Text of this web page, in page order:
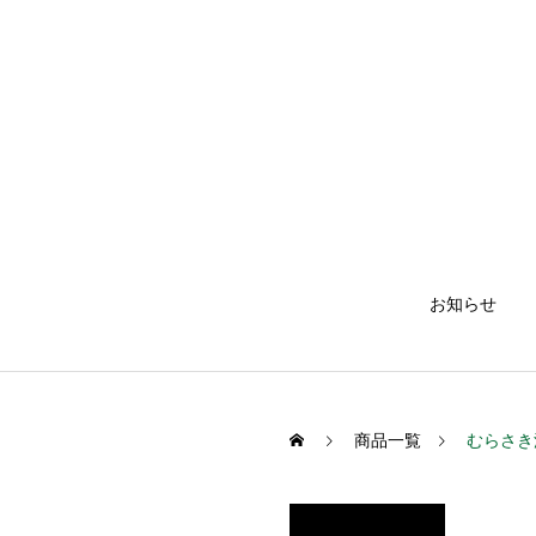
お知らせ
商品一覧 むらさ